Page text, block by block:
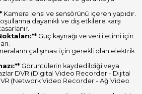
Kamera lensi ve sensörünü içeren yapıdır.
dayanıklı ve dış etkilere karşı
Güç kaynağı ve veri iletimi için
çalışması için gerekli olan elektrik
Görüntülerin kaydedildiği veya
DVR (Digital Video Recorder - Dijital
(Network Video Recorder - Ağ Video